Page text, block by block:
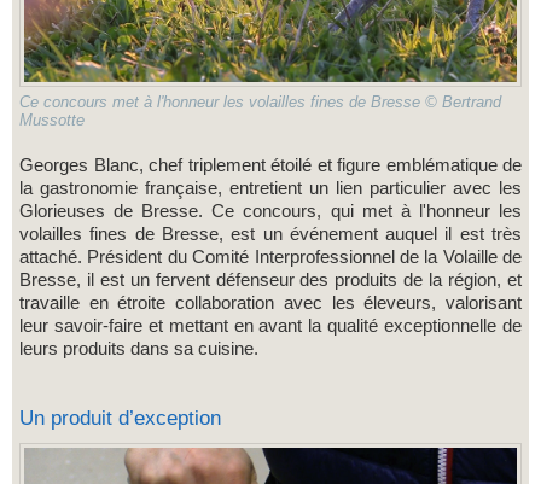
Ce concours met à l'honneur les volailles fines de Bresse © Bertrand
Mussotte
Georges Blanc, chef triplement étoilé et figure emblématique de
la gastronomie française, entretient un lien particulier avec les
Glorieuses de Bresse. Ce concours, qui met à l'honneur les
volailles fines de Bresse, est un événement auquel il est très
attaché. Président du Comité Interprofessionnel de la Volaille de
Bresse, il est un fervent défenseur des produits de la région, et
travaille en étroite collaboration avec les éleveurs, valorisant
leur savoir-faire et mettant en avant la qualité exceptionnelle de
leurs produits dans sa cuisine.
Un produit d’exception